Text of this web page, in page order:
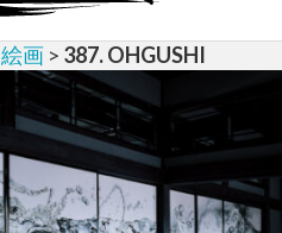
絵画 > 387. OHGUSHI